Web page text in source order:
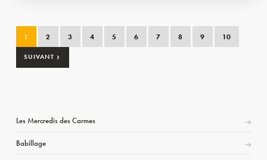
1 2 3 4 5 6 7 8 9 10
SUIVANT ›
Les Mercredis des Carmes
Babillage